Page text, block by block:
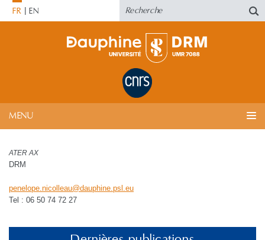
FR EN
MENU
ATER AX
DRM
penelope.nicolleau@dauphine.psl .eu
Tel : 06 50 74 72 27